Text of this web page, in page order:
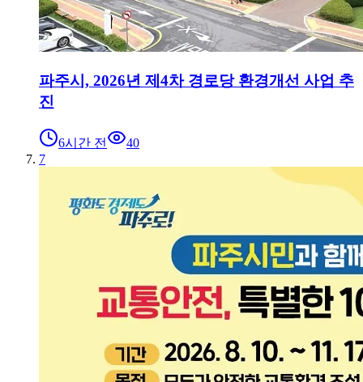
파주시, 2026년 제4차 경로당 환경개선 사업 추
진
6시간 전
40
7